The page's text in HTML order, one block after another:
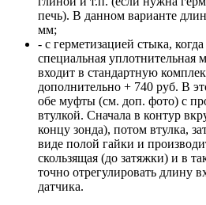
печь). В данном варианте
мм;
- с герметизацией стыка, когда
специальная уплотнительная
входит в стандартную
дополнительно + 740 руб. В
обе муфты (см. доп. фото) с
втулкой. Сначала в контур
концу зонда), потом втулка,
виде полой гайки и
скользящая (до затяжки) и в
точно отрегулировать длину
датчика.